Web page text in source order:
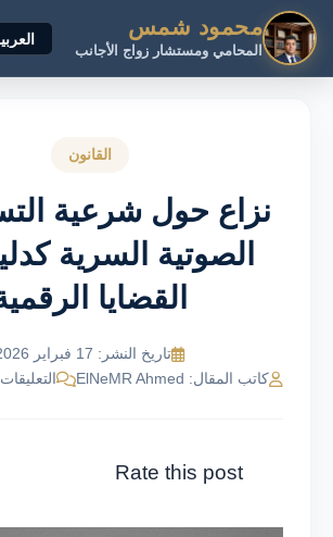
محمود شمس
المحامي ومستشار زواج الأجانب
القانون
نزاع حول شرعية
الصوتية السرية
القضايا
تاريخ النشر: 17 فبراير 2026
كاتب المقال: ElNeMR Ahmed
Rate this post